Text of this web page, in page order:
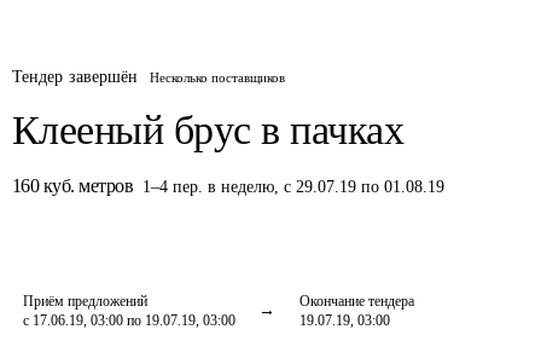
Тендер завершён Несколько поставщиков
Клееный брус в пачках
160 куб. метров 1–4 пер. в неделю,с 29.07.19 по 01.08.19
Приём предложений
с 17.06.19, 03:00 по 19.07.19, 03:00
Окончание тендера
19.07.19, 03:00